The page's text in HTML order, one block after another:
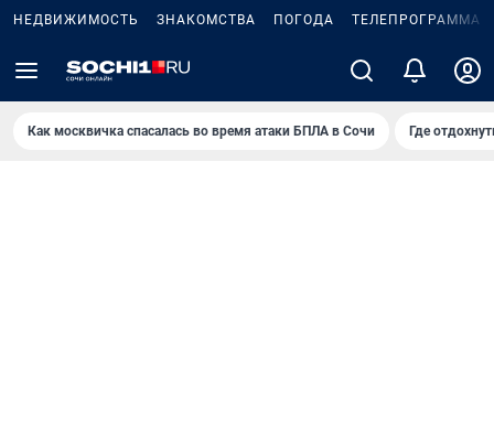
НЕДВИЖИМОСТЬ ЗНАКОМСТВА ПОГОДА ТЕЛЕПРОГРАММА
Как москвичка спасалась во время атаки БПЛА в Сочи Где